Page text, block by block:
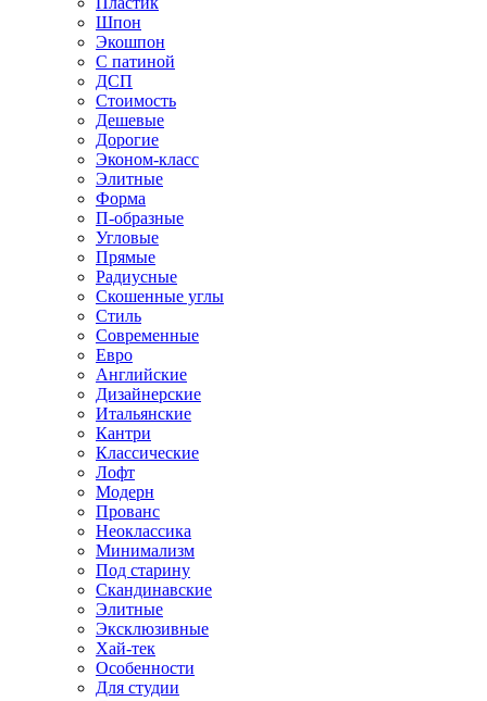
Шпон
Экошпон
С патиной
ДСП
Стоимость
Дешевые
Дорогие
Эконом-класс
Элитные
Форма
П-образные
Угловые
Прямые
Радиусные
Скошенные углы
Стиль
Современные
Евро
Английские
Дизайнерские
Итальянские
Кантри
Классические
Лофт
Модерн
Прованс
Неоклассика
Минимализм
Под старину
Скандинавские
Элитные
Эксклюзивные
Хай-тек
Особенности
Для студии